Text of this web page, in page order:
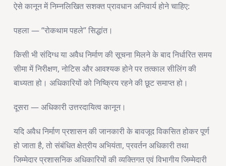
ऐसे कानून में निम्नलिखित सशक्त प्रावधान अनिवार्य होने चाहिए:
पहला — “रोकथाम पहले” सिद्धांत।
किसी भी संदिग्ध या अवैध निर्माण की सूचना मिलने के बाद निर्धारित समय
सीमा में निरीक्षण, नोटिस और आवश्यक होने पर तत्काल सीलिंग की
बाध्यता हो। अधिकारियों को निष्क्रिय रहने की छूट समाप्त हो।
दूसरा — अधिकारी उत्तरदायित्व कानून।
यदि अवैध निर्माण प्रशासन की जानकारी के बावजूद विकसित होकर पूर्ण
हो जाता है, तो संबंधित क्षेत्रीय अभियंता, प्रवर्तन अधिकारी तथा
जिम्मेदार प्रशासनिक अधिकारियों की व्यक्तिगत एवं विभागीय जिम्मेदारी